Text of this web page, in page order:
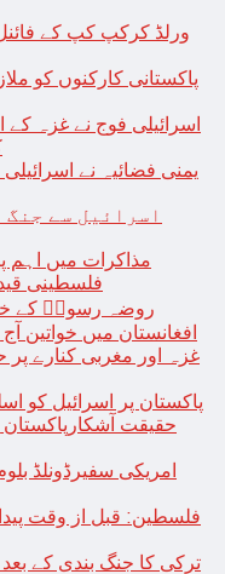
ورلڈ کرکپ کپ کے فائنل
پاکستانی کارکنوں کو
اسرائیلی فوج نے غزہ کے
یمنی فضائیہ نے
اسرائیل سے
مذاکرات میں اہم
فلسطینی
روضہ رسولؐ کے
افغانستان میں خواتین
غزہ اور مغربی کنارے
پاکستان پر اسرائیل کو
حقیقت
امریکی سفیرڈونلڈ
فلسطین: قبل از وقت
ترکی کا جنگ بندی کے